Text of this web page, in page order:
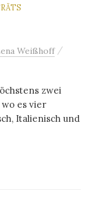
Weißhoff /
zwei
es vier
Italienisch und